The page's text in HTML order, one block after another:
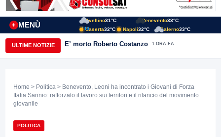
MENÙ
+
Avellino31°C Benevento33°C
Caserta32°C Napoli32°C Salerno33°C
ULTIME NOTIZIE E’ morto Roberto Costanzo 1 ORA FA
Home > Politica > Benevento, Leoni ha incontrato i Giovani di Forza
Italia Sannio: rafforzato il lavoro sui territori e il rilancio del movimento
giovanile
POLITICA